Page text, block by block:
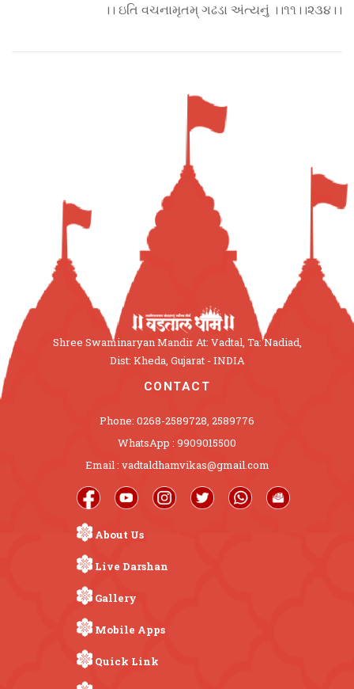
।। ઇતિ વચનામૃતમ્ ગઢડા અંત્યનું ।।૧૧।।૨૩૪।।
Shree Swaminaryan Mandir At: Vadtal, Ta: Nadiad,
Dist: Kheda, Gujarat - INDIA
CONTACT
Phone: 0268-2589728, 2589776
WhatsApp : 9909015500
Email : vadtaldhamvikas@gmail.com
About Us
Live Darshan
Gallery
Mobile Apps
Quick Link